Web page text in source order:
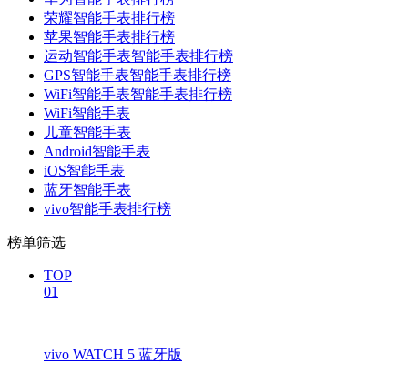
荣耀智能手表排行榜
苹果智能手表排行榜
运动智能手表智能手表排行榜
GPS智能手表智能手表排行榜
WiFi智能手表智能手表排行榜
WiFi智能手表
儿童智能手表
Android智能手表
iOS智能手表
蓝牙智能手表
vivo智能手表排行榜
榜单筛选
TOP
01
vivo WATCH 5 蓝牙版